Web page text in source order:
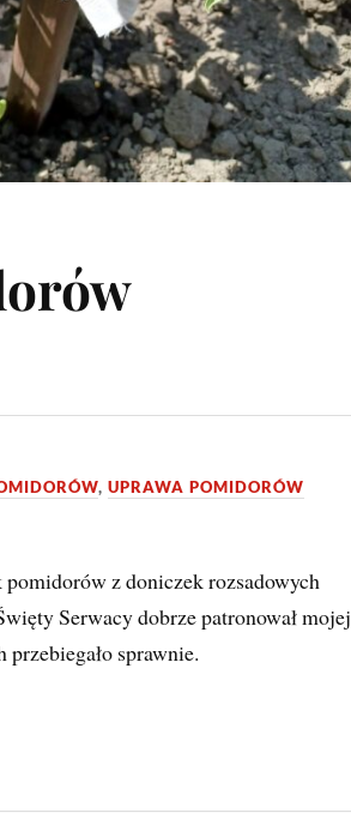
,UPRAWA POMIDORÓW
pomidorów z doniczek rozsadowych
Serwacy dobrze patronował mojej
sprawnie.